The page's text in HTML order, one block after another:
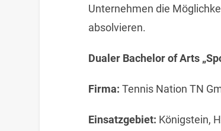
Unternehmen die
absolvieren.
Dualer Bachelor of Arts
Firma: Tennis Nation TN
Einsatzgebiet: Königstein,